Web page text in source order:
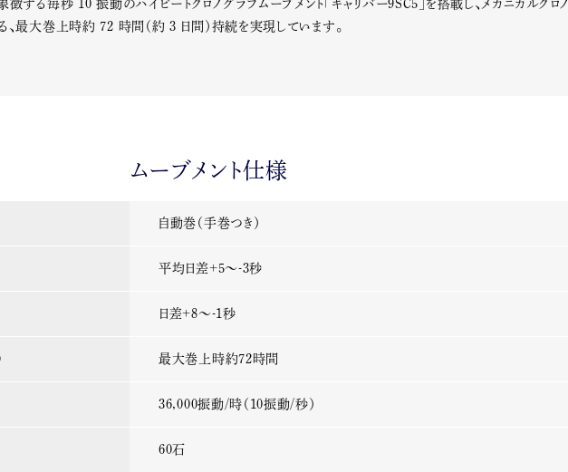
する毎秒 10 振動のハイビートクロノグラフムーブメント「キャリバー9SC5」を搭載し、メカニカルクロノ
、最大巻上時約 72 時間（約 3 日間）持続を実現しています。
ムーブメント仕様
自動巻（手巻つき）
平均日差+5～-3秒
日差+8～-1秒
最大巻上時約72時間
36,000振動/時（10振動/秒）
60石